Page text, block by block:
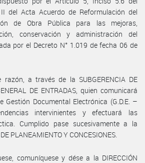
del Acta Acuerdo de Reformulación del
de Obra Pública para las mejoras,
conservación y administración del
por el Decreto N° 1.019 de fecha 06 de
razón, a través de la SUBGERENCIA DE
DE ENTRADAS, quien comunicará
Gestión Documental Electrónica (G.D.E. –
intervinientes y efectuará las
Cumplido pase sucesivamente a la
PLANEAMIENTO Y CONCESIONES.
comuníquese y dése a la DIRECCIÓN